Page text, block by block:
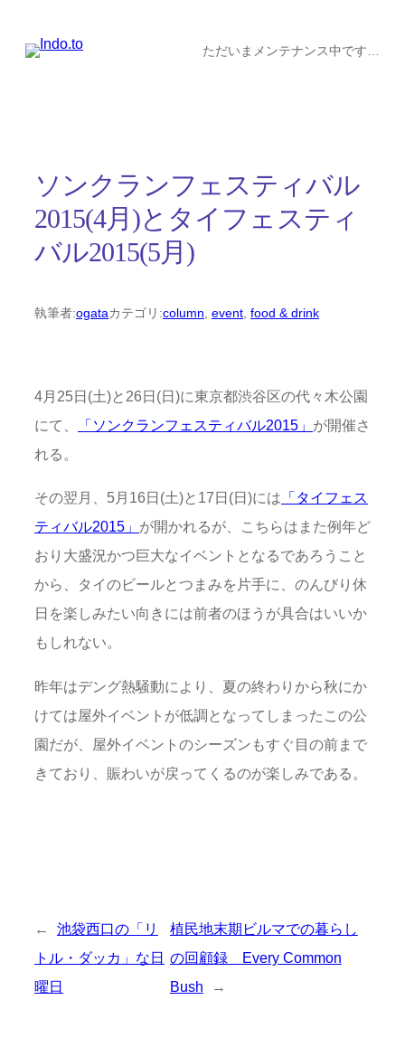
ただいまメンテナンス中です…
ソンクランフェスティバル
2015(4月)とタイフェスティ
バル2015(5月)
執筆者:ogataカテゴリ:column, event, food & drink
4月25日(土)と26日(日)に東京都渋谷区の代々木公園
にて、
「ソンクランフェスティバル2015」 が開催さ
れる。
その翌月、5月16日(土)と17日(日)には 「タイフェス
ティバル2015」 が開かれるが、こちらはまた例年ど
おり大盛況かつ巨大なイベントとなるであろうこと
から、タイのビールとつまみを片手に、のんびり休
日を楽しみたい向きには前者のほうが具合はいいか
もしれない。
昨年はデング熱騒動により、夏の終わりから秋にか
けては屋外イベントが低調となってしまったこの公
園だが、屋外イベントのシーズンもすぐ目の前まで
きており、賑わいが戻ってくるのが楽しみである。
←
池袋西口の「リ
トル・ダッカ」な日
曜日
植民地末期ビルマでの暮らし
の回顧録 Every Common
Bush
→